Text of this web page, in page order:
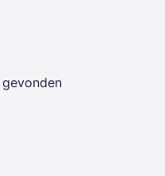
Met financial
een vaste looptijd en
van je bedrijfswagen.
gevonden